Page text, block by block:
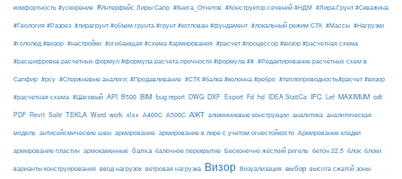
комфортность #ускорение #Интерфейс Лиры Сапр #Книга_Отчетов #Конструктор сечений #НДМ #Лира-Грунт #Скважина
#Геология #Разрез #лирагрунт #объем грунта #грунт #котлован #фундамент #локальный режим СТК #Массы #Нагрузки
#гололед #визор #настройки #огибающая #схема #армирования #расчет #процессор #визор #расчетная схема
#расшифровка расчетных формул #формула расчета прочности #формула ## #Редактирование расчётных схем в
Сапфир #рсу #Стержневые аналоги; #Продавливание #СТК #балка #колонна #ребро #теплопроводность#расчет #визор
#расчетная схема #Шаговый API B500 BIM bug report DWG DXF Export Fd hd IDEA StatiCa IFC Lef MAXIMUM odt
PDF Revit Safe TEKLA Word work xlsx А400С А500С АЖТ алюминиевые конструкции аналитика аналитическая
модель антисейсмические швы армирование армирование в лире с учетом огнестойкости Армирование кладки
армирование пластин армокаменные балка балочное перекрытие Бесконечно жёсткий ригель бетон 22.5 блок блоки
варианты конструирования ввод нагрузок ветровая нагрузка Визор Визуализация выбор высота сжатой зоны